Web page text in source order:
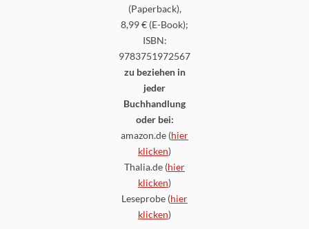
(Paperback),
8,99 € (E-Book);
ISBN:
9783751972567
zu beziehen in
jeder
Buchhandlung
oder bei:
amazon.de (hier
klicken)
Thalia.de (hier
klicken)
Leseprobe (hier
klicken)